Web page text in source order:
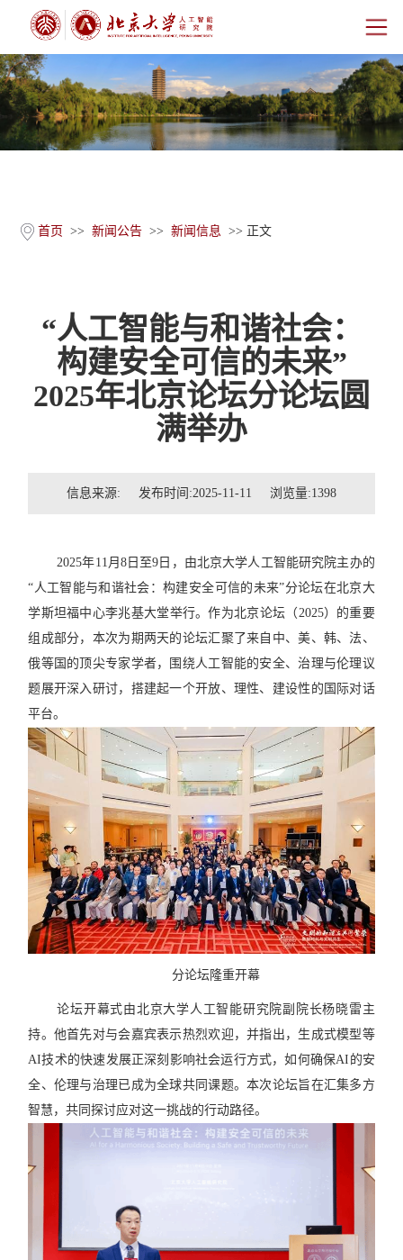
首页
研究院概况
科学研究
新闻公告
人才培养
招贤纳士
校友
首页 >> 新闻公告 >> 新闻信息 >> 正文
“人工智能与和谐社会：
构建安全可信的未来”
2025年北京论坛分论坛圆
满举办
信息来源: 发布时间:2025-11-11 浏览量:1398
2025年11月 8日至9 日，由北京大学人工智能研究院主办的
“人工智能与和谐社会：构建安全可信的未来”分论坛在北京大
学斯坦福中心李兆基大堂举行。作为北京论坛（2025）的重要
组成部分，本次为期两天的论坛汇聚了来自中、美、韩、法、
俄等国的顶尖专家学者，围绕人工智能的安全、治理与伦理议
题展开深入研讨，搭建起一个开放、理性、建设性的国际对话
平台。
分论坛隆重开幕
论坛开幕式由北京大学人工智能研究院副院长杨晓雷主
持。他首先对与会嘉宾表示热烈欢迎，并指出，生成式模型等
AI技术的快速发展正深刻影响社会运行方式，如何确保AI 的安
全、伦理与治理已成为全球共同课题。本次论坛旨在汇集多方
智慧，共同探讨应对这一挑战的行动路径。